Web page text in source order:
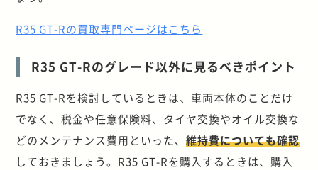
R35 GT-Rの買取専門ページはこちら
R35 GT-Rのグレード以外に見るべきポイント
R35 GT-Rを検討しているときは、車両本体のことだけ
でなく、税金や任意保険料、タイヤ交換やオイル交換な
どのメンテナンス費用といった、維持費についても確認
しておきましょう。R35 GT-Rを購入するときは、購入